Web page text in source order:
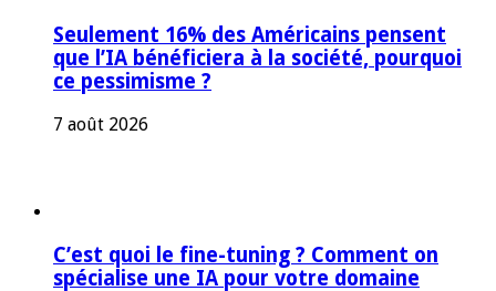
Seulement 16% des Américains pensent
que l’IA bénéficiera à la société, pourquoi
ce pessimisme ?
7 août 2026
C’est quoi le fine-tuning ? Comment on
spécialise une IA pour votre domaine